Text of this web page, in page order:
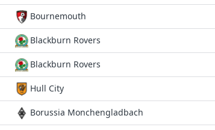
Bournemouth
Blackburn Rovers
Blackburn Rovers
Hull City
Borussia Monchengladbach